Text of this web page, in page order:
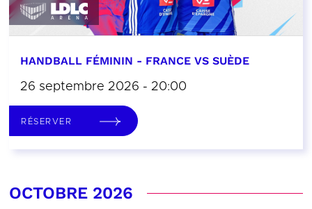
HANDBALL FÉMININ - FRANCE VS SUÈDE
26 septembre 2026 - 20:00
RÉSERVER
OCTOBRE 2026